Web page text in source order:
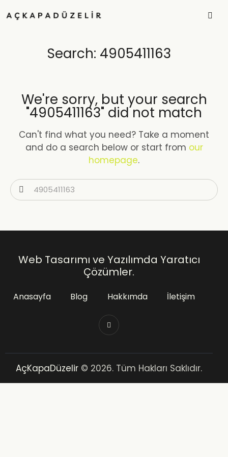
Search: 4905411163
We're sorry, but your search
"4905411163" did not match
Can't find what you need? Take a moment
and do a search below or start from our
homepage.
Web Tasarımı ve Yazılımda Yaratıcı
Çözümler.
Anasayfa Blog Hakkımda İletişim
AçKapaDüzelir © 2026. Tüm Hakları Saklıdır.